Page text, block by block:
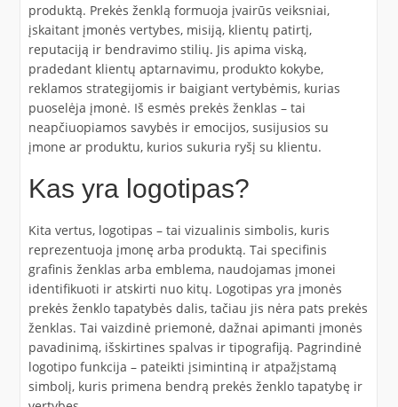
produktą. Prekės ženklą formuoja įvairūs veiksniai,
įskaitant įmonės vertybes, misiją, klientų patirtį,
reputaciją ir bendravimo stilių. Jis apima viską,
pradedant klientų aptarnavimu, produkto kokybe,
reklamos strategijomis ir baigiant vertybėmis, kurias
puoselėja įmonė. Iš esmės prekės ženklas – tai
neapčiuopiamos savybės ir emocijos, susijusios su
įmone ar produktu, kurios sukuria ryšį su klientu.
Kas yra logotipas?
Kita vertus, logotipas – tai vizualinis simbolis, kuris
reprezentuoja įmonę arba produktą. Tai specifinis
grafinis ženklas arba emblema, naudojamas įmonei
identifikuoti ir atskirti nuo kitų. Logotipas yra įmonės
prekės ženklo tapatybės dalis, tačiau jis nėra pats prekės
ženklas. Tai vaizdinė priemonė, dažnai apimanti įmonės
pavadinimą, išskirtines spalvas ir tipografiją. Pagrindinė
logotipo funkcija – pateikti įsimintiną ir atpažįstamą
simbolį, kuris primena bendrą prekės ženklo tapatybę ir